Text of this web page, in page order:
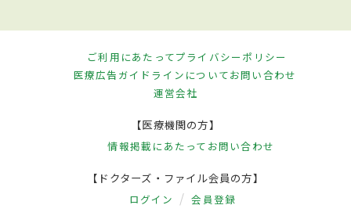
ご利用にあたってプライバシーポリシー
医療広告ガイドラインについてお問い合わせ
運営会社
【医療機関の方】
情報掲載にあたって お問い合わせ
【ドクターズ・ファイル会員の方】
ログイン 会員登録